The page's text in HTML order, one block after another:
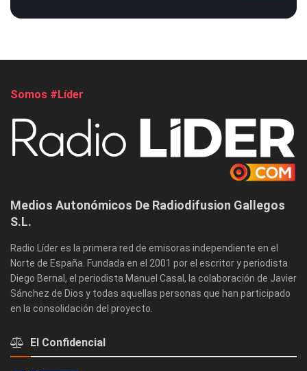
Somos #Líder
Medios Autonómicos De Radiodifusion Gallegos
S.L.
Radio Líder es la primera red de emisoras independiente en el
Norte de España. Fundada en el 2001 por el escritor y periodista
Diego Bernal, el periodista Manuel Casal, la colaboración de Javier
Sánchez de Dios y todas aquellas personas que han participado
en la consolidación del proyecto.
El Confidencial